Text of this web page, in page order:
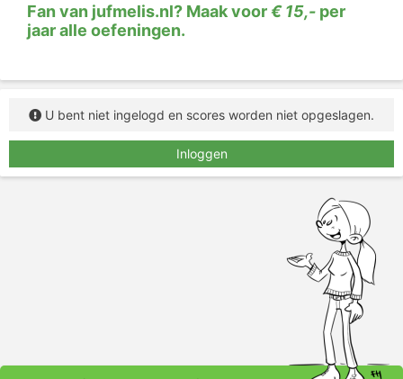
Fan van jufmelis.nl? Maak voor€ 15,- per
jaar alle oefeningen.
U bent niet ingelogd en scores worden niet opgeslagen.
Inloggen